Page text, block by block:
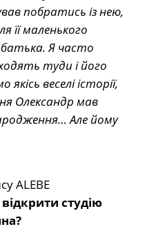
побратись із нею,
маленького
батька. Я часто
туди і його
веселі історії,
Олександр мав
Але йому
ALEBE
студію